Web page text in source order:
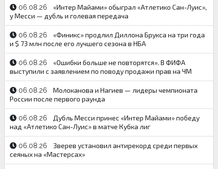
06.08.26
«Интер Майами» обыграл «Атлетико Сан-Луис»,
у Месси — дубль и голевая передача
06.08.26
«Финикс» продлил Диллона Брукса на три года
и $ 73 млн после его лучшего сезона в НБА
06.08.26
«Ошибки больше не повторятся». В ФИФА
выступили с заявлением по поводу продажи прав на ЧМ
06.08.26
Молоканова и Нагиев — лидеры чемпионата
России после первого раунда
06.08.26
Дубль Месси принес «Интер Майами» победу
над «Атлетико Сан-Луис» в матче Кубка лиг
06.08.26
Зверев установил антирекорд среди первых
сеяных на «Мастерсах»